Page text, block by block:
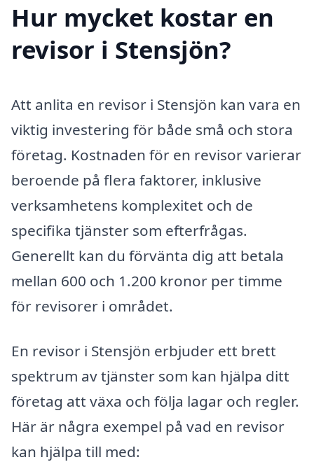
Hur mycket kostar en
revisor i Stensjön?
Att anlita en revisor i Stensjön kan vara en
viktig investering för både små och stora
företag. Kostnaden för en revisor varierar
beroende på flera faktorer, inklusive
verksamhetens komplexitet och de
specifika tjänster som efterfrågas.
Generellt kan du förvänta dig att betala
mellan 600 och 1.200 kronor per timme
för revisorer i området.
En revisor i Stensjön erbjuder ett brett
spektrum av tjänster som kan hjälpa ditt
företag att växa och följa lagar och regler.
Här är några exempel på vad en revisor
kan hjälpa till med: